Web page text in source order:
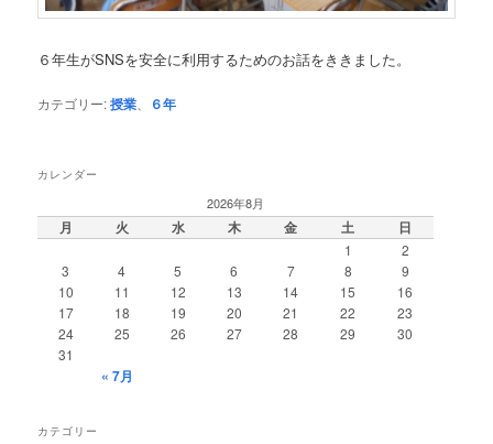
６年生がSNSを安全に利用するためのお話をききました。
カテゴリー:授業 ６年
カレンダー
2026年8月
月 火 水 木 金 土 日
1
2
3
4 5 6 7 8
9
10
11 12 13 14 15
16
17
18 19 20 21 22
23
24
25 26 27 28 29
30
31
« 7月
カテゴリー